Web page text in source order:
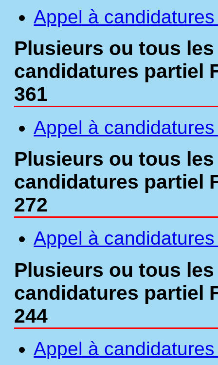
Appel à
Plusieurs ou tous
candidatures partiel
361
Appel à
Plusieurs ou tous
candidatures partiel
272
Appel à
Plusieurs ou tous
candidatures partiel
244
Appel à